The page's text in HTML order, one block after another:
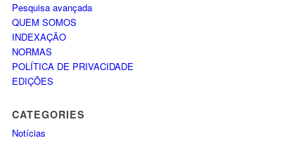
Pesquisa avançada
QUEM SOMOS
INDEXAÇÃO
NORMAS
POLÍTICA DE PRIVACIDADE
EDIÇÕES
CATEGORIES
Notícias